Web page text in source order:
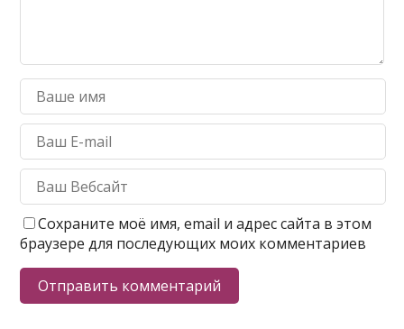
Сохраните моё имя, email и адрес сайта в этом
браузере для последующих моих комментариев